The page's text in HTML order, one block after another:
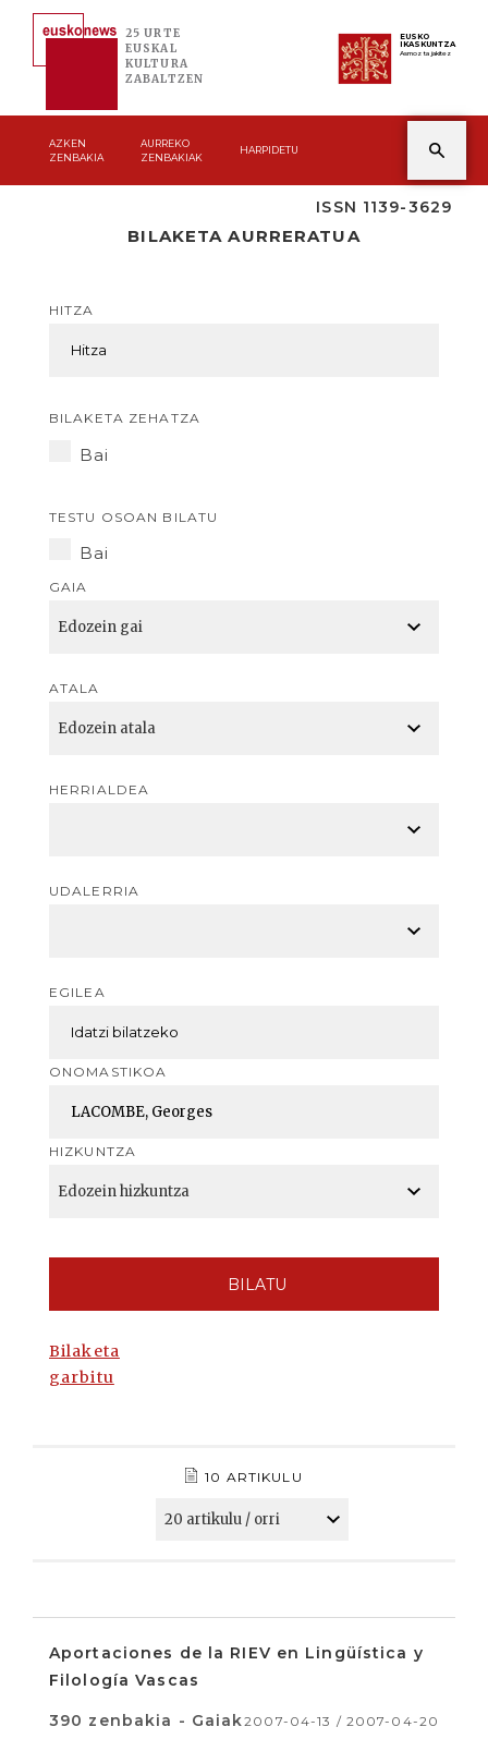
25 URTE
EUSKAL
KULTURA
ZABALTZEN
EUSKO
IKASKUNTZA
Asmoz ta jakitez
AZKEN
ZENBAKIA
AURREKO
ZENBAKIAK
HARPIDETU
ISSN 1139-3629
BILAKETA AURRERATUA
HITZA
BILAKETA ZEHATZA
Bai
TESTU OSOAN BILATU
Bai
GAIA
ATALA
HERRIALDEA
UDALERRIA
EGILEA
ONOMASTIKOA
HIZKUNTZA
BILATU
Bilaketa
garbitu
10 ARTIKULU
Aportaciones de la RIEV en Lingüística y
Filología Vascas
390 zenbakia - Gaiak2007-04-13 / 2007-04-20